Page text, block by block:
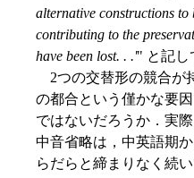
alternative constructions to
contributing to the
have been lost. . .'" と記し
2つの交替形の競合が
の都合という僅かな要
ではないだろうか．実
中音省略は，中英語期
らだらと締まりなく続